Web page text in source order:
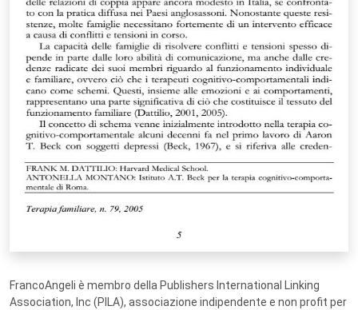
FrancoAngeli è membro della Publishers International Linking
Association, Inc (PILA), associazione indipendente e non profit per